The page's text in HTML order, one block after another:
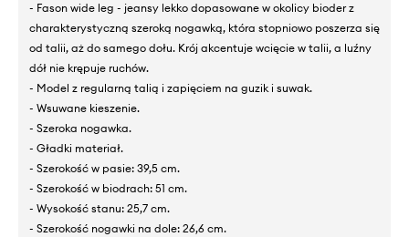
- Fason wide leg - jeansy lekko dopasowane w okolicy bioder z
charakterystyczną szeroką nogawką, która stopniowo poszerza się
od talii, aż do samego dołu. Krój akcentuje wcięcie w talii, a luźny
dół nie krępuje ruchów.
- Model z regularną talią i zapięciem na guzik i suwak.
- Wsuwane kieszenie.
- Szeroka nogawka.
- Gładki materiał.
- Szerokość w pasie: 39,5 cm.
- Szerokość w biodrach: 51 cm.
- Wysokość stanu: 25,7 cm.
- Szerokość nogawki na dole: 26,6 cm.